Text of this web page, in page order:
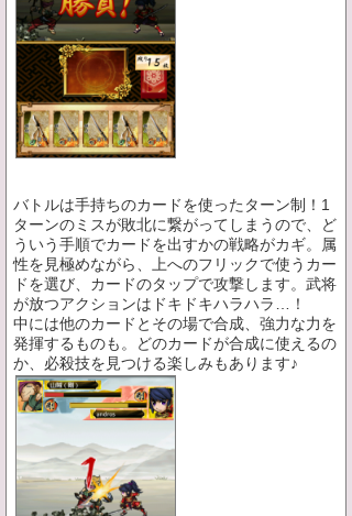
バトルは手持ちのカードを使ったターン制！1
ターンのミスが敗北に繋がってしまうので、ど
ういう手順でカードを出すかの戦略がカギ。属
性を見極めながら、上へのフリックで使うカー
ドを選び、カードのタップで攻撃します。武将
が放つアクションはドキドキハラハラ…！
中には他のカードとその場で合成、強力な力を
発揮するものも。どのカードが合成に使えるの
か、必殺技を見つける楽しみもあります♪